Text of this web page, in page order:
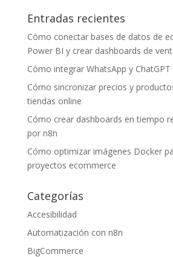
Entradas recientes
Cómo conectar bases de datos de
Power BI y crear dashboards de
Cómo integrar WhatsApp y
Cómo sincronizar precios y
tiendas online
Cómo crear dashboards en tiempo
por n8n
Cómo optimizar imágenes Docker
proyectos ecommerce
Categorías
Accesibilidad
Automatización con n8n
BigCommerce